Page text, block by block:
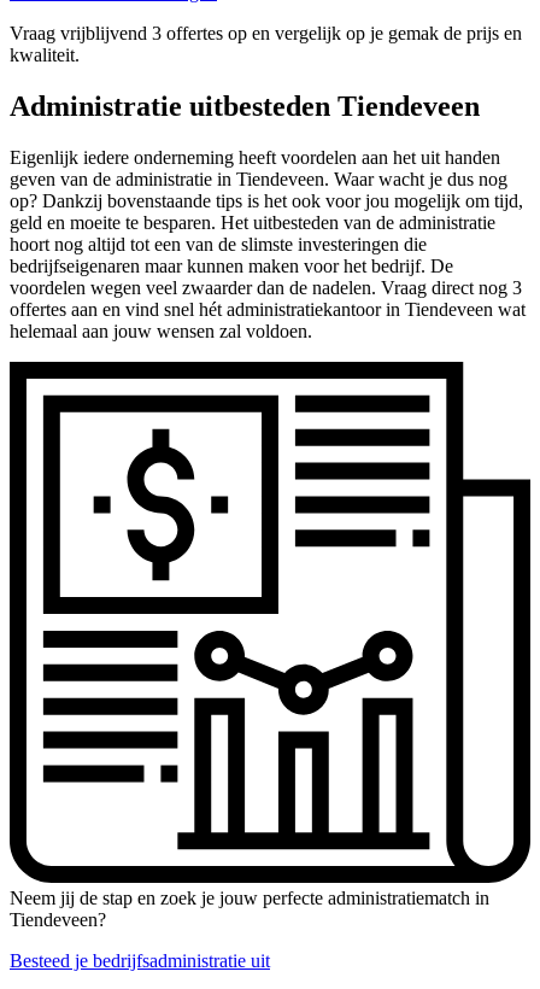
Vraag vrijblijvend 3 offertes op en vergelijk op je gemak de prijs en
kwaliteit.
Administratie uitbesteden Tiendeveen
Eigenlijk iedere onderneming heeft voordelen aan het uit handen
geven van de administratie in Tiendeveen. Waar wacht je dus nog
op? Dankzij bovenstaande tips is het ook voor jou mogelijk om tijd,
geld en moeite te besparen. Het uitbesteden van de administratie
hoort nog altijd tot een van de slimste investeringen die
bedrijfseigenaren maar kunnen maken voor het bedrijf. De
voordelen wegen veel zwaarder dan de nadelen. Vraag direct nog 3
offertes aan en vind snel hét administratiekantoor in Tiendeveen wat
helemaal aan jouw wensen zal voldoen.
Neem jij de stap en zoek je jouw perfecte administratiematch in
Tiendeveen?
Besteed je bedrijfsadministratie uit